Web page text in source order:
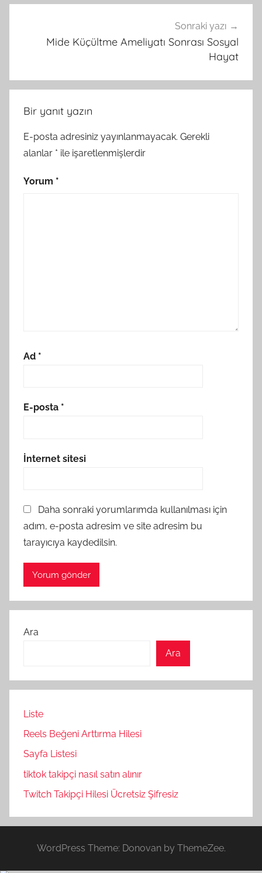
Sonraki yazı
Mide Küçültme Ameliyatı Sonrası Sosyal
Hayat
Bir yanıt yazın
E-posta adresiniz yayınlanmayacak. Gerekli
alanlar * ile işaretlenmişlerdir
Yorum *
Ad *
E-posta *
İnternet sitesi
Daha sonraki yorumlarımda kullanılması için
adım, e-posta adresim ve site adresim bu
tarayıcıya kaydedilsin.
Ara
Ara
Liste
Reels Beğeni Arttırma Hilesi
Sayfa Listesi
tiktok takipçi nasıl satın alınır
Twitch Takipçi Hilesi Ücretsiz Şifresiz
WordPress Theme: Donovan by ThemeZee.